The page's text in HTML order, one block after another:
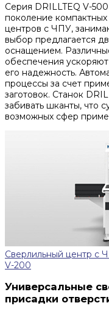
Серия DRILLTEQ V-
поколение
центров с ЧПУ,
выбор предлагается
оснащением.
обеспечения
его надежность.
процессы за счет
заготовок. Станок
забивать шканты, что
возможных сфер
Сверлильный центр с
V-200
Универсальные
присадки